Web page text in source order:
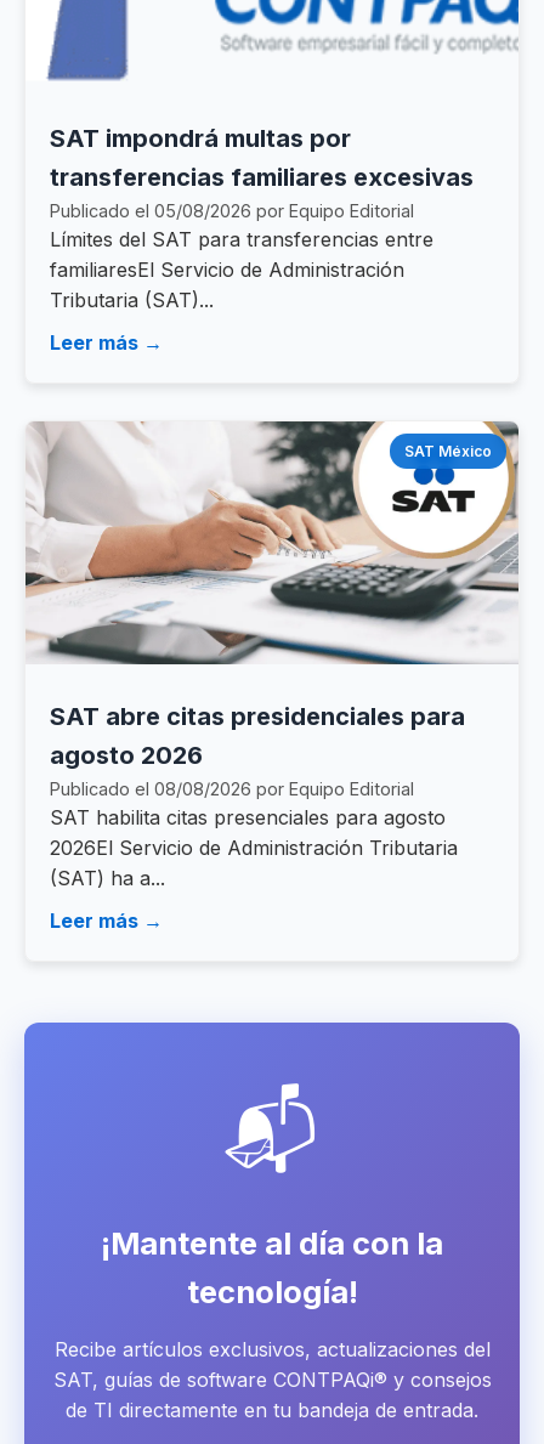
SAT impondrá multas por
transferencias familiares excesivas
Publicado el 05/08/2026 por Equipo Editorial
Límites del SAT para transferencias entre
familiaresEl Servicio de Administración
Tributaria (SAT)...
Leer más →
SAT México
SAT abre citas presidenciales para
agosto 2026
Publicado el 08/08/2026 por Equipo Editorial
SAT habilita citas presenciales para agosto
2026El Servicio de Administración Tributaria
(SAT) ha a...
Leer más →
📬
¡Mantente al día con la
tecnología!
Recibe artículos exclusivos, actualizaciones del
SAT, guías de software CONTPAQi® y consejos
de TI directamente en tu bandeja de entrada.